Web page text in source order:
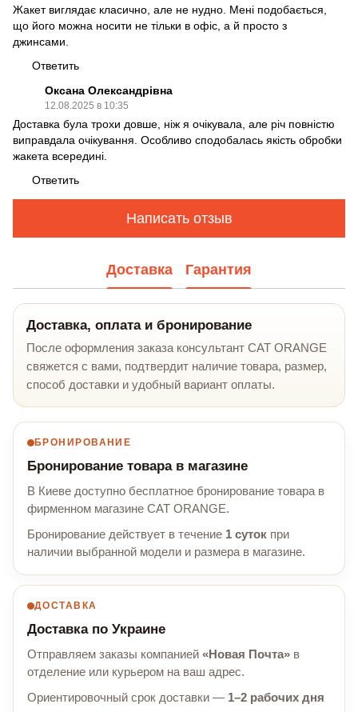
Жакет виглядає класично, але не нудно. Мені подобається,
що його можна носити не тільки в офіс, а й просто з
джинсами.
Ответить
Оксана Олександрівна
12.08.2025 в 10:35
Доставка була трохи довше, ніж я очікувала, але річ повністю
виправдала очікування. Особливо сподобалась якість обробки
жакета всередині.
Ответить
Написать отзыв
Доставка Гарантия
Доставка, оплата и бронирование
После оформления заказа консультант CAT ORANGE
свяжется с вами, подтвердит наличие товара, размер,
способ доставки и удобный вариант оплаты.
БРОНИРОВАНИЕ
Бронирование товара в магазине
В Киеве доступно бесплатное бронирование товара в
фирменном магазине CAT ORANGE.
Бронирование действует в течение 1 суток при
наличии выбранной модели и размера в магазине.
ДОСТАВКА
Доставка по Украине
Отправляем заказы компанией «Новая Почта» в
отделение или курьером на ваш адрес.
Ориентировочный срок доставки — 1–2 рабочих дня